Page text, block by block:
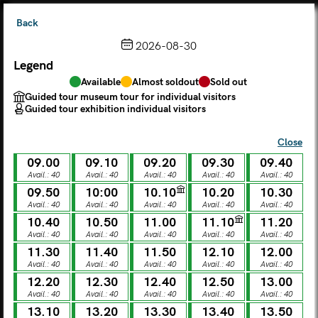
Choose from the calendar
The ticket grants access to Palazzo Te, the MACA Museum
and the Leon Battista Alberti Temple
AUGUST
Legend
Available Almost soldout
Sold out
Guided tour museum tour for individual visitors
Guided tour exhibition individual visitors
M W T F S
MON
27
TUE
28
WED
29
THU
30
FRI
31 01
SUN
02
Back
2026-08-30
Legend
Available Almost soldout
Sold out
Guided tour museum tour for individual visitors
Guided tour exhibition individual visitors
Close
09.00
Avail.: 40
09.10
Avail.: 40
09.20
Avail.: 40
09.30
Avail.: 40
09.40
Avail.: 40
09.50
Avail.: 40
10:00
Avail.: 40
10.10
Avail.: 40
10.20
Avail.: 40
10.30
Avail.: 40
10.40
Avail.: 40
10.50
Avail.: 40
11.00
Avail.: 40
11.10
Avail.: 40
11.20
Avail.: 40
11.30
Avail.: 40
11.40
Avail.: 40
11.50
Avail.: 40
12.10
Avail.: 40
12.00
Avail.: 40
12.20
Avail.: 40
12.30
Avail.: 40
12.40
Avail.: 40
12.50
Avail.: 40
13.00
Avail.: 40
13.10 13.20 13.30 13.40 13.50